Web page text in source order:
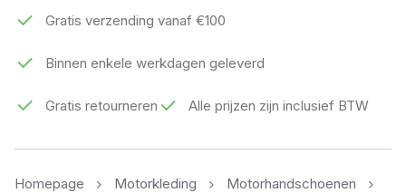
Gratis verzending vanaf €100
Binnen enkele werkdagen geleverd
Gratis retourneren Alle prijzen zijn inclusief BTW
Homepage Motorkleding
Motorhandschoenen